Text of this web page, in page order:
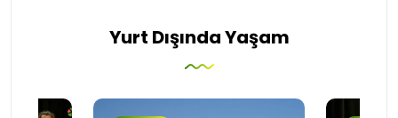
Yurt Dışında Yaşam